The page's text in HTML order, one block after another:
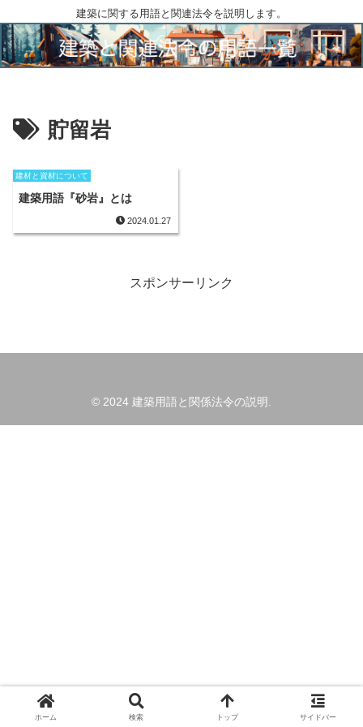
建築に関する用語と関連法令を説明します。
貯留岩
建材と資材について
建築用語『砂岩』とは
2024.01.27
スポンサーリンク
© 2024 建築用語と関係法令の説明.
ホーム 検索 トップ サイドバー